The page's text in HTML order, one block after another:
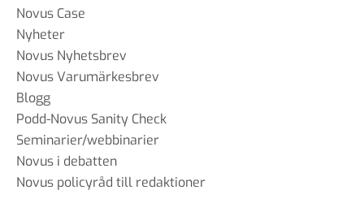
Novus Case
Nyheter
Novus Nyhetsbrev
Novus Varumärkesbrev
Blogg
Podd-Novus Sanity Check
Seminarier/webbinarier
Novus i debatten
Novus policyråd till redaktioner